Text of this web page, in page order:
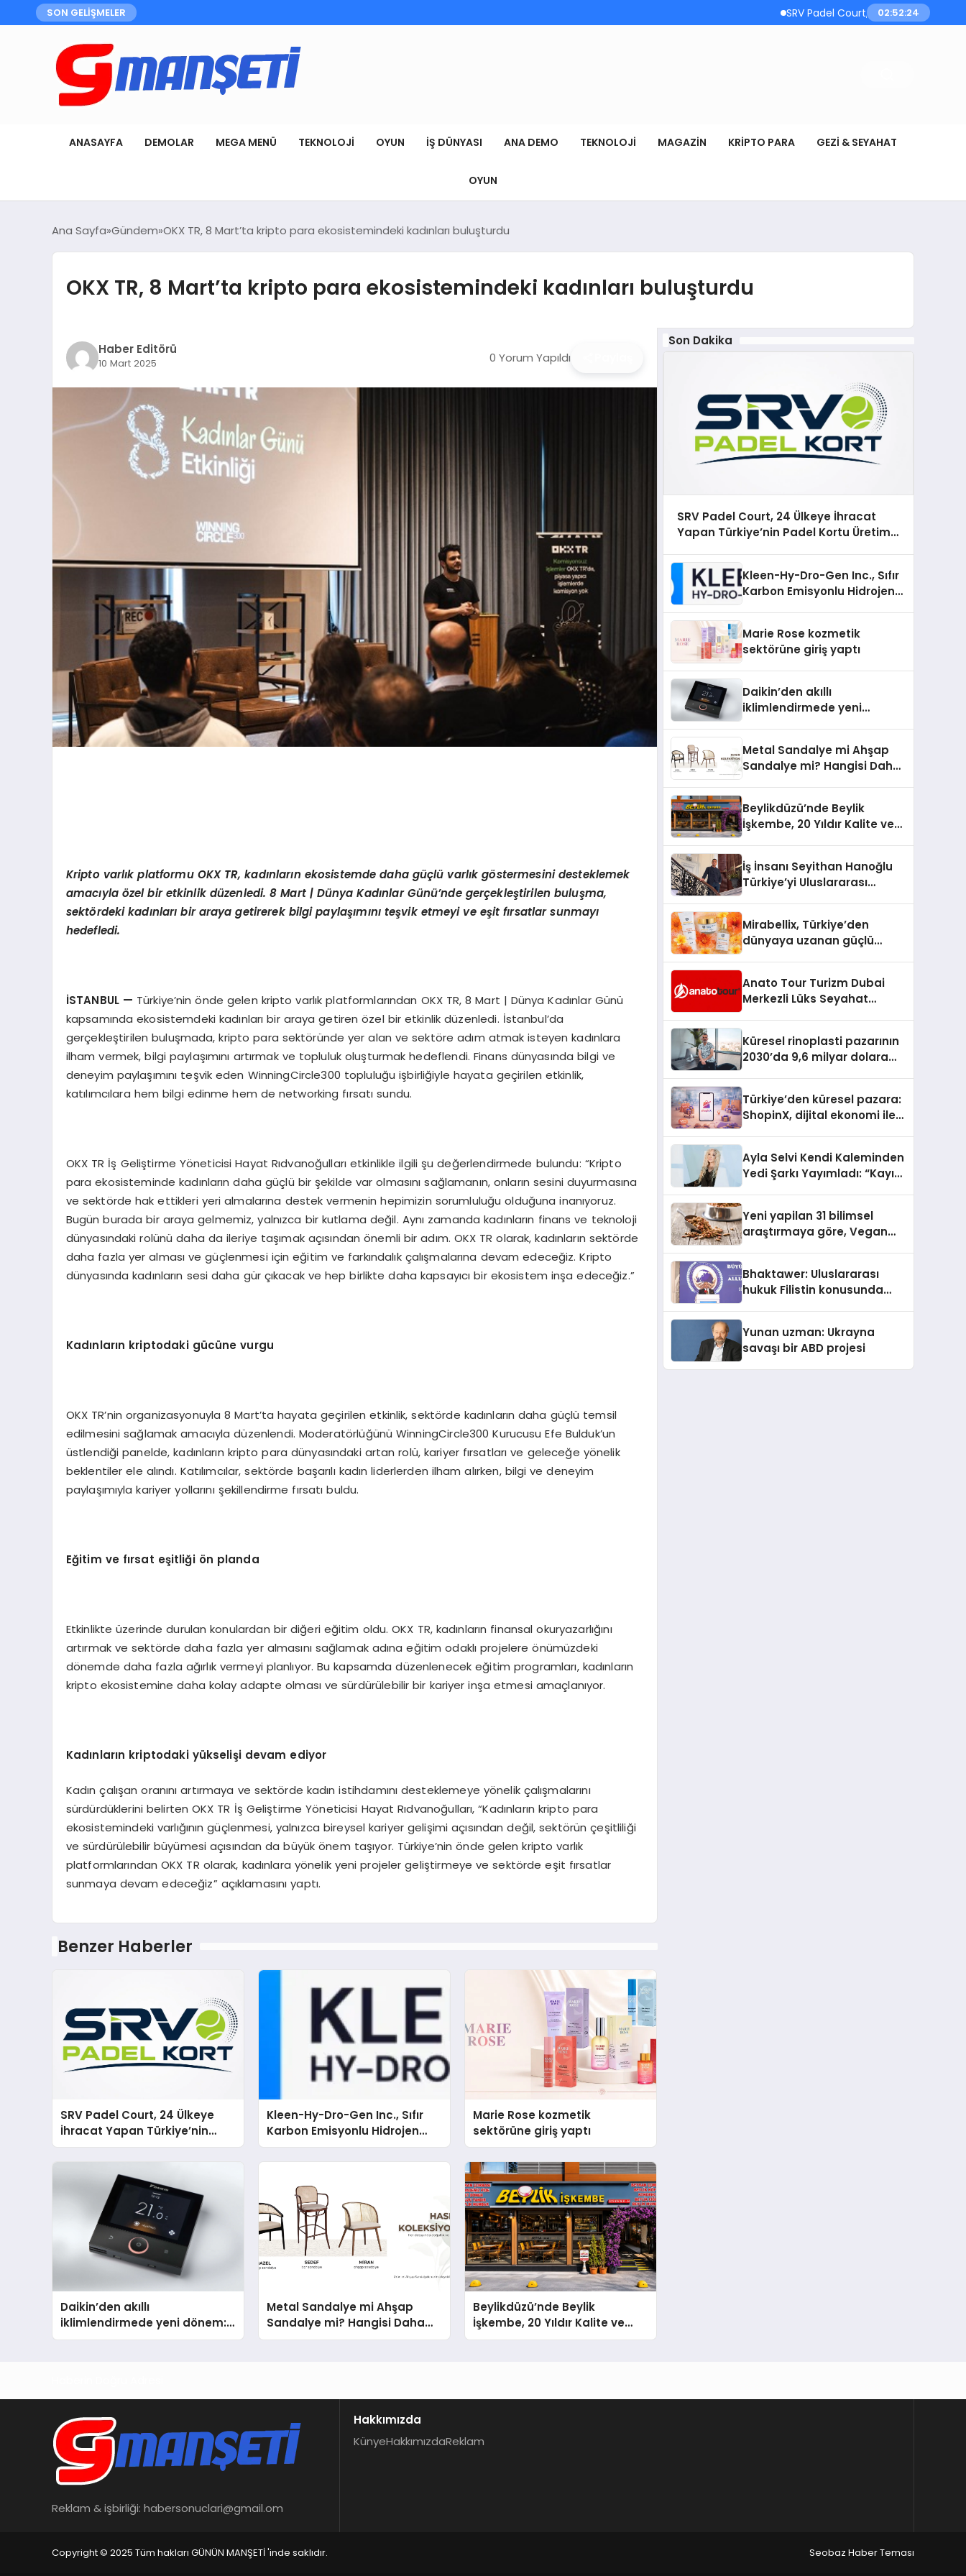
SON GELİŞMELER SRV Padel Court, 24 Ülkeye İhracat Yapan
02:52:25
ANASAYFA DEMOLAR MEGA MENÜ TEKNOLOJI OYUN İŞ DÜNYASI ANA DEMO TEKNOLOJI MAGAZIN KRIPTO PARA GEZI & SEYAHAT
OYUN
Ana Sayfa Gündem OKX TR, 8 Mart’ta kripto para ekosistemindeki kadınları buluşturdu
OKX TR, 8 Mart’ta kripto para ekosistemindeki kadınları buluşturdu
Haber Editörü
10 Mart 2025 0 Yorum Yapıldı
Kripto varlık platformu OKX TR, kadınların ekosistemde daha güçlü varlık göstermesini desteklemek
amacıyla özel bir etkinlik düzenledi. 8 Mart | Dünya Kadınlar Günü’nde gerçekleştirilen buluşma,
sektördeki kadınları bir araya getirerek bilgi paylaşımını teşvik etmeyi ve eşit fırsatlar sunmayı
hedefledi.
İSTANBUL — Türkiye’nin önde gelen kripto varlık platformlarından OKX TR, 8 Mart | Dünya Kadınlar Günü
kapsamında ekosistemdeki kadınları bir araya getiren özel bir etkinlik düzenledi. İstanbul’da
gerçekleştirilen buluşmada, kripto para sektöründe yer alan ve sektöre adım atmak isteyen kadınlara
ilham vermek, bilgi paylaşımını artırmak ve topluluk oluşturmak hedeflendi. Finans dünyasında bilgi ve
deneyim paylaşımını teşvik eden WinningCircle300 topluluğu işbirliğiyle hayata geçirilen etkinlik,
katılımcılara hem bilgi edinme hem de networking fırsatı sundu.
OKX TR İş Geliştirme Yöneticisi Hayat Rıdvanoğulları etkinlikle ilgili şu değerlendirmede bulundu: “Kripto
para ekosisteminde kadınların daha güçlü bir şekilde var olmasını sağlamanın, onların sesini duyurmasına
ve sektörde hak ettikleri yeri almalarına destek vermenin hepimizin sorumluluğu olduğuna inanıyoruz.
Bugün burada bir araya gelmemiz, yalnızca bir kutlama değil. Aynı zamanda kadınların finans ve teknoloji
dünyasındaki rolünü daha da ileriye taşımak açısından önemli bir adım. OKX TR olarak, kadınların sektörde
daha fazla yer alması ve güçlenmesi için eğitim ve farkındalık çalışmalarına devam edeceğiz. Kripto
dünyasında kadınların sesi daha gür çıkacak ve hep birlikte daha kapsayıcı bir ekosistem inşa edeceğiz.”
Kadınların kriptodaki gücüne vurgu
OKX TR’nin organizasyonuyla 8 Mart’ta hayata geçirilen etkinlik, sektörde kadınların daha güçlü temsil
edilmesini sağlamak amacıyla düzenlendi. Moderatörlüğünü WinningCircle300 Kurucusu Efe Bulduk’un
üstlendiği panelde, kadınların kripto para dünyasındaki artan rolü, kariyer fırsatları ve geleceğe yönelik
beklentiler ele alındı. Katılımcılar, sektörde başarılı kadın liderlerden ilham alırken, bilgi ve deneyim
paylaşımıyla kariyer yollarını şekillendirme fırsatı buldu.
Eğitim ve fırsat eşitliği ön planda
Etkinlikte üzerinde durulan konulardan bir diğeri eğitim oldu. OKX TR, kadınların finansal okuryazarlığını
artırmak ve sektörde daha fazla yer almasını sağlamak adına eğitim odaklı projelere önümüzdeki
dönemde daha fazla ağırlık vermeyi planlıyor. Bu kapsamda düzenlenecek eğitim programları, kadınların
kripto ekosistemine daha kolay adapte olması ve sürdürülebilir bir kariyer inşa etmesi amaçlanıyor.
Kadınların kriptodaki yükselişi devam ediyor
Kadın çalışan oranını artırmaya ve sektörde kadın istihdamını desteklemeye yönelik çalışmalarını
sürdürdüklerini belirten OKX TR İş Geliştirme Yöneticisi Hayat Rıdvanoğulları, “Kadınların kripto para
ekosistemindeki varlığının güçlenmesi, yalnızca bireysel kariyer gelişimi açısından değil, sektörün çeşitliliği
ve sürdürülebilir büyümesi açısından da büyük önem taşıyor. Türkiye’nin önde gelen kripto varlık
platformlarından OKX TR olarak, kadınlara yönelik yeni projeler geliştirmeye ve sektörde eşit fırsatlar
sunmaya devam edeceğiz” açıklamasını yaptı.
Benzer Haberler
SRV Padel Court, 24 Ülkeye
İhracat Yapan Türkiye’nin
Padel Kortu Üretim Gücü
Kleen-Hy-Dro-Gen Inc., Sıfır
Karbon Emisyonlu Hidrojen
Isıtma Teknolojisinde ISO ve
TSSA Düzenleyici Onaylarını
Marie Rose kozmetik
sektörüne giriş yaptı
Daikin’den akıllı
iklimlendirmede yeni dönem:
Madoka Plus Türkiye’de
Metal Sandalye mi Ahşap
Sandalye mi? Hangisi Daha
Avantajlı?
Beylikdüzü’nde Beylik
İşkembe, 20 Yıldır Kalite ve
Lezzetin Değişmeyen Adresi
Son Dakika
SRV Padel Court, 24 Ülkeye İhracat
Yapan Türkiye’nin Padel Kortu Üretim
Kleen-Hy-Dro-Gen Inc., Sıfır
Karbon Emisyonlu Hidrojen
Aldı
Marie Rose kozmetik
sektörüne giriş yaptı
Daikin’den akıllı
iklimlendirmede yeni
Metal Sandalye mi Ahşap
Sandalye mi? Hangisi Daha
Beylikdüzü’nde Beylik
İşkembe, 20 Yıldır Kalite ve
İş İnsanı Seyithan Hanoğlu
Türkiye’yi Uluslararası
Mirabellix, Türkiye’den
dünyaya uzanan güçlü
Anato Tour Turizm Dubai
Merkezli Lüks Seyahat
Küresel rinoplasti pazarının
2030’da 9,6 milyar dolara
Türkiye’den küresel pazara:
ShopinX, dijital ekonomi ile
Ayla Selvi Kendi Kaleminden
Yedi Şarkı Yayımladı: “Kayıp
Yeni yapilan 31 bilimsel
araştırmaya göre, Vegan
Sindirildiğini Ortaya Koydu
Bhaktawer: Uluslararası
hukuk Filistin konusunda
Yunan uzman: Ukrayna
savaşı bir ABD projesi
Reklam & işbirliği: habersonuclari@gmail.om
Hakkımızda
KünyeHakkımızdaReklam
Copyright © 2025 Tüm hakları GÜNÜN MANŞETİ 'inde saklıdır. Seobaz Haber Teması